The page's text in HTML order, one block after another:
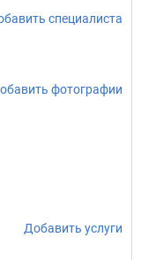
специалиста
фотографии
Добавить услуги